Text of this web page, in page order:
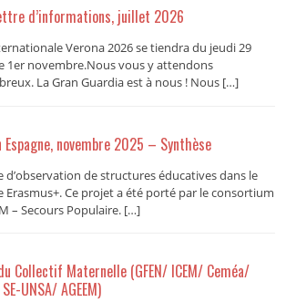
d’informations, juillet 2026
Verona 2026 se tiendra du jeudi 29
1er novembre.Nous vous y attendons
La Gran Guardia est à nous ! Nous […]
novembre 2025 – Synthèse
d’observation de structures éducatives dans le
Ce projet a été porté par le consortium
– Secours Populaire. […]
Collectif Maternelle (GFEN/ ICEM/ Ceméa/
UNSA/ AGEEM)